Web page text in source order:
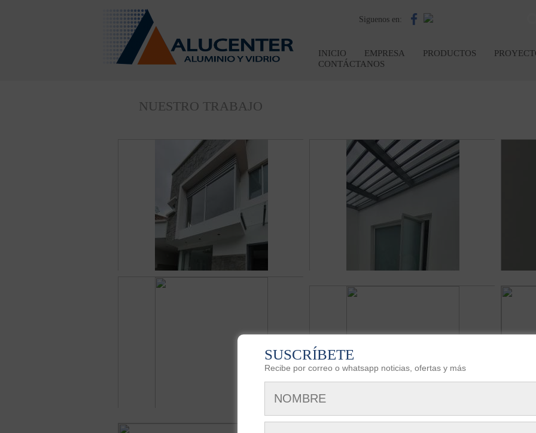
SUSCRÍBETE
Recibe por correo o whatsapp noticias, ofertas y más
Siguenos en:
INICIO EMPRESA PRODUCTOS
CONTÁCTANOS
NUESTRO TRABAJO